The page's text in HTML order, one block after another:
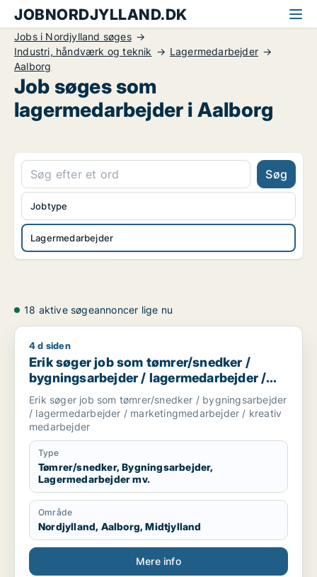
JOBNORDJYLLAND.DK
Jobs i Nordjylland søges
Industri, håndværk og teknik
Lagermedarbejder
Aalborg
Job søges som
lagermedarbejder i Aalborg
Søg
Lagermedarbejder
Jobtype
18 aktive søgeannoncer lige nu
Erik søger job som tømrer/snedker / bygningsarbejder /
4 d siden
Erik søger job som tømrer/snedker /
bygningsarbejder / lagermedarbejder /
marketingmedarbejder / kreativ
medarbejder
Erik søger job som tømrer/snedker / bygningsarbejder
/ lagermedarbejder / marketingmedarbejder / kreativ
medarbejder
Type
Tømrer/snedker, Bygningsarbejder,
Lagermedarbejder mv.
Område
Nordjylland, Aalborg, Midtjylland
Mere info